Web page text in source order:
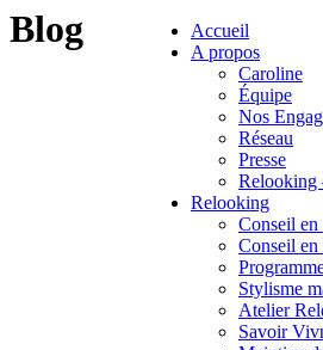
Accueil
A propos
Caroline
Équipe
Nos
Réseau
Presse
Relooking
Relooking
Conseil en
Conseil en
Stylisme
Atelier
Savoir
Blog